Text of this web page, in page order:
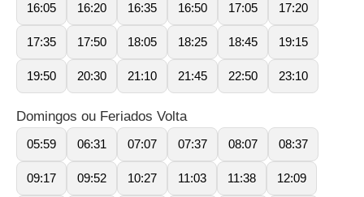
16:05 16:20 16:35 16:50 17:05 17:20
17:35 17:50 18:05 18:25 18:45 19:15
19:50 20:30 21:10 21:45 22:50 23:10
Domingos ou Feriados Volta
05:59 06:31 07:07 07:37 08:07 08:37
09:17 09:52 10:27 11:03 11:38 12:09